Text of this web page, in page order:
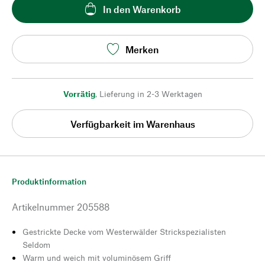
In den Warenkorb
Merken
Vorrätig, Lieferung in 2-3 Werktagen
Verfügbarkeit im Warenhaus
Produktinformation
Artikelnummer 205588
Gestrickte Decke vom Westerwälder Strickspezialisten
Seldom
Warm und weich mit voluminösem Griff